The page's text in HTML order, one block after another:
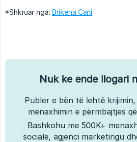
*Shkruar nga: Brikena Cani
Nuk ke ende llogari
Publer e bën të lehtë
menaxhimin e përmbajtjes
Bashkohu me 500K+
sociale, agjenci marketingu